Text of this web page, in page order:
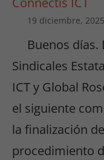
19 diciembre, 2025
Buenos días.
Sindicales
ICT y Global
el siguiente
la finalización
procedimiento